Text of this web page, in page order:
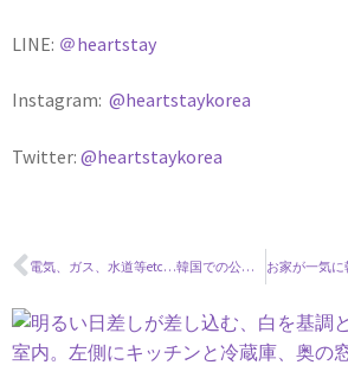
LINE: ＠heartstay
Instagram: @heartstaykorea
Twitter: @heartstaykorea
電気、ガス、水道等etc…韓国での公共料金の支払い方は？